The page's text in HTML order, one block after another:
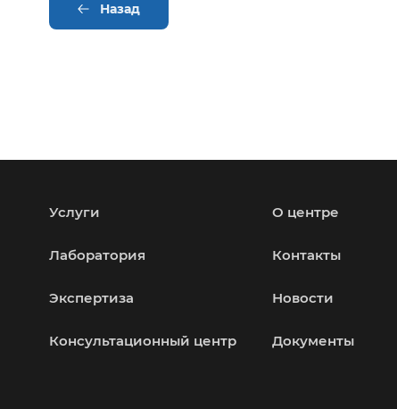
Назад
Услуги
Лаборатория
Экспертиза
Консультационный центр
О центре
Контакты
Новости
Документы